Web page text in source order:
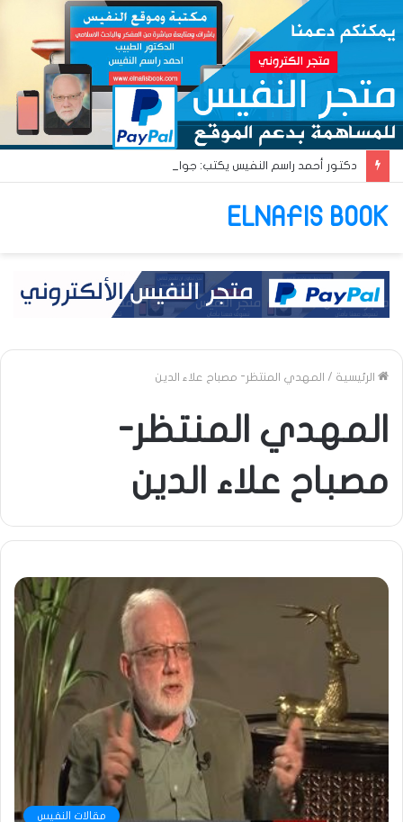
ELNAFIS BOOK
الرئيسية / المهدي المنتظر- مصباح علاء الدين
المهدي المنتظر-
مصباح علاء الدين
مقالات النفيس